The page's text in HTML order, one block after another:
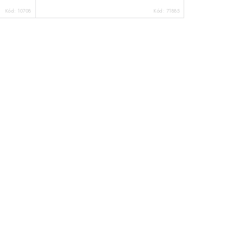
Kód: 10708 Kód: 71885